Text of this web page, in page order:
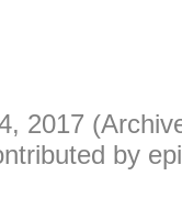
2017
by